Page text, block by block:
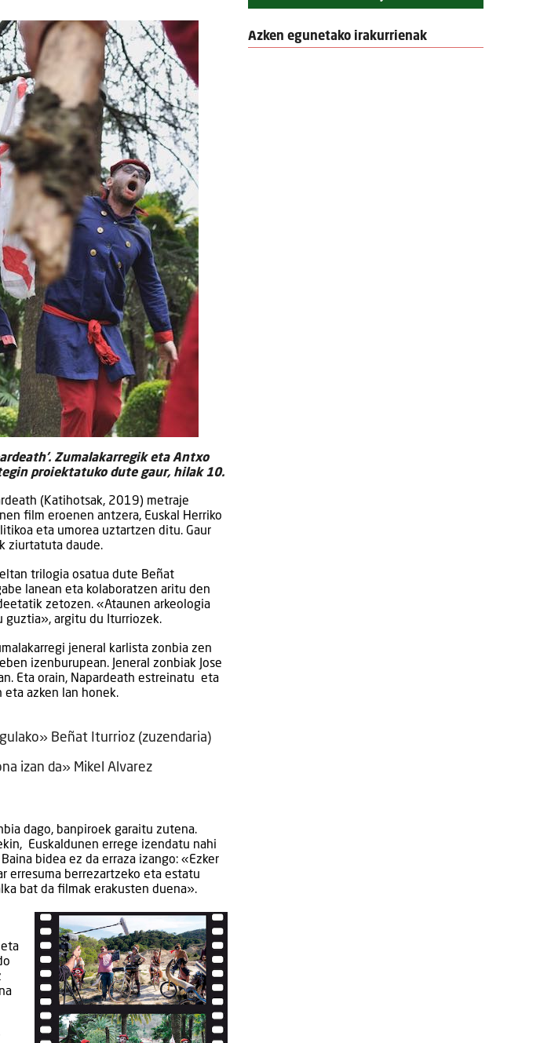
Zumalakarregik eta Antxo
proiektatuko dute gaur, hilak 10.
(Katihotsak, 2019) metraje
film eroenen antzera, Euskal Herriko
eta umorea uztartzen ditu. Gaur
ziurtatuta daude.
trilogia osatua dute Beñat
lanean eta kolaboratzen aritu den
zetozen. «Ataunen arkeologia
guztia», argitu du Iturriozek.
jeneral karlista zonbia zen
izenburupean. Jeneral zonbiak Jose
Eta orain, Napardeath estreinatu eta
azken lan honek.
Beñat Iturrioz (zuzendaria)
izan da» Mikel Alvarez
dago, banpiroek garaitu zutena.
Euskaldunen errege izendatu nahi
bidea ez da erraza izango: «Ezker
erresuma berrezartzeko eta estatu
bat da filmak erakusten duena».
Azken egunetako irakurrienak